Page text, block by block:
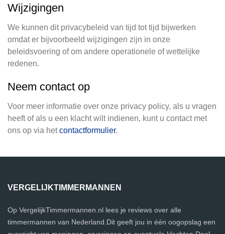
Wijzigingen
We kunnen dit privacybeleid van tijd tot tijd bijwerken
omdat er bijvoorbeeld wijzigingen zijn in onze
beleidsvoering of om andere operationele of wettelijke
redenen.
Neem contact op
Voor meer informatie over onze privacy policy, als u vragen
heeft of als u een klacht wilt indienen, kunt u contact met
ons op via hetcontactformulier.
VERGELIJKTIMMERMANNEN
Op VergelijkTimmermannen.nl lees je reviews over alle
timmermannen van Nederland.Dit geeft jou in één oogopslag een